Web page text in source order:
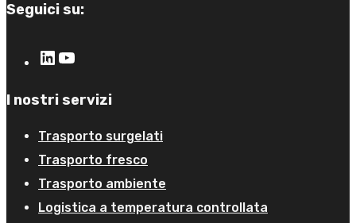
Seguici su:
I nostri servizi
Trasporto surgelati
Trasporto fresco
Trasporto ambiente
Logistica a temperatura controllata